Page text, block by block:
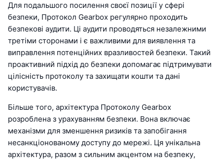
Для подальшого посилення своєї позиції у сфері
безпеки, Протокол Gearbox регулярно проходить
безпекові аудити. Ці аудити проводяться незалежними
третіми сторонами і є важливими для виявлення та
виправлення потенційних вразливостей безпеки. Такий
проактивний підхід до безпеки допомагає підтримувати
цілісність протоколу та захищати кошти та дані
користувачів.
Більше того, архітектура Протоколу Gearbox
розроблена з урахуванням безпеки. Вона включає
механізми для зменшення ризиків та запобігання
несанкціонованому доступу до мережі. Ця унікальна
архітектура, разом з сильним акцентом на безпеку,